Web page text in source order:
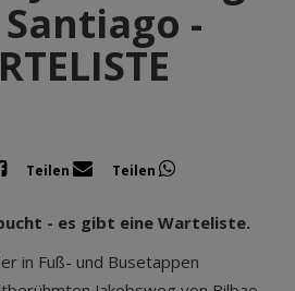
-
Teilen Teilen
- es gibt eine Warteliste.
in Fuß- und Busetappen